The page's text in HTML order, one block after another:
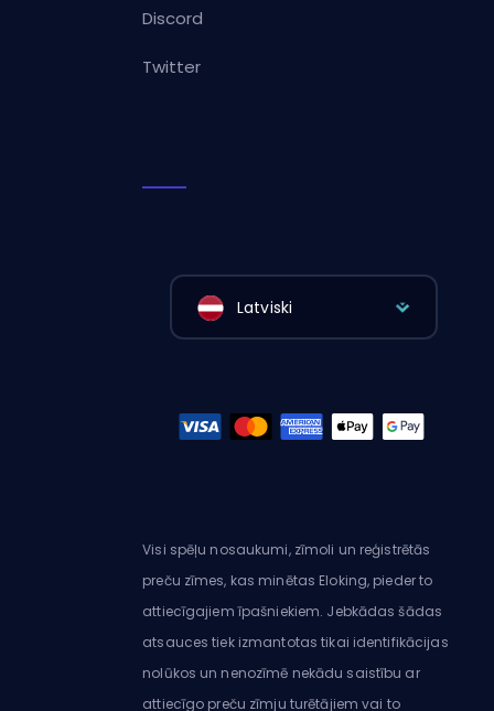
Discord
Twitter
Latviski
Visi spēļu nosaukumi, zīmoli un reģistrētās
preču zīmes, kas minētas Eloking, pieder to
attiecīgajiem īpašniekiem. Jebkādas šādas
atsauces tiek izmantotas tikai identifikācijas
nolūkos un nenozīmē nekādu saistību ar
attiecīgo preču zīmju turētājiem vai to